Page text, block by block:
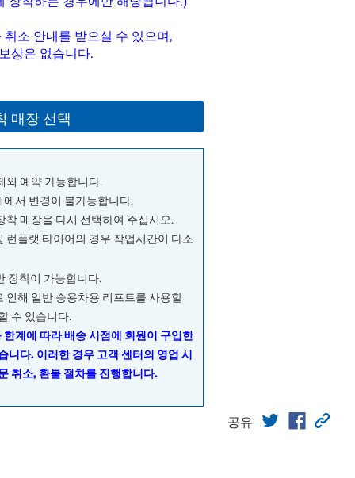
소 안내를 받으실 수 있으며,
상은 없습니다.
매장 선택
외 예약 가능합니다.
서 변경이 불가능합니다.
착 매장을 다시 선택하여 주십시오.
런플랫 타이어의 경우 작업시간이 다소
장착이 가능합니다.
인해 일반 승용차용 리프트를 사용할
수 있습니다.
계에 따라 배송 시점에 회원이 구입한
니다. 이러한 경우 고객 센터의 영업 시
취소, 환불 절차를 진행합니다.
공유